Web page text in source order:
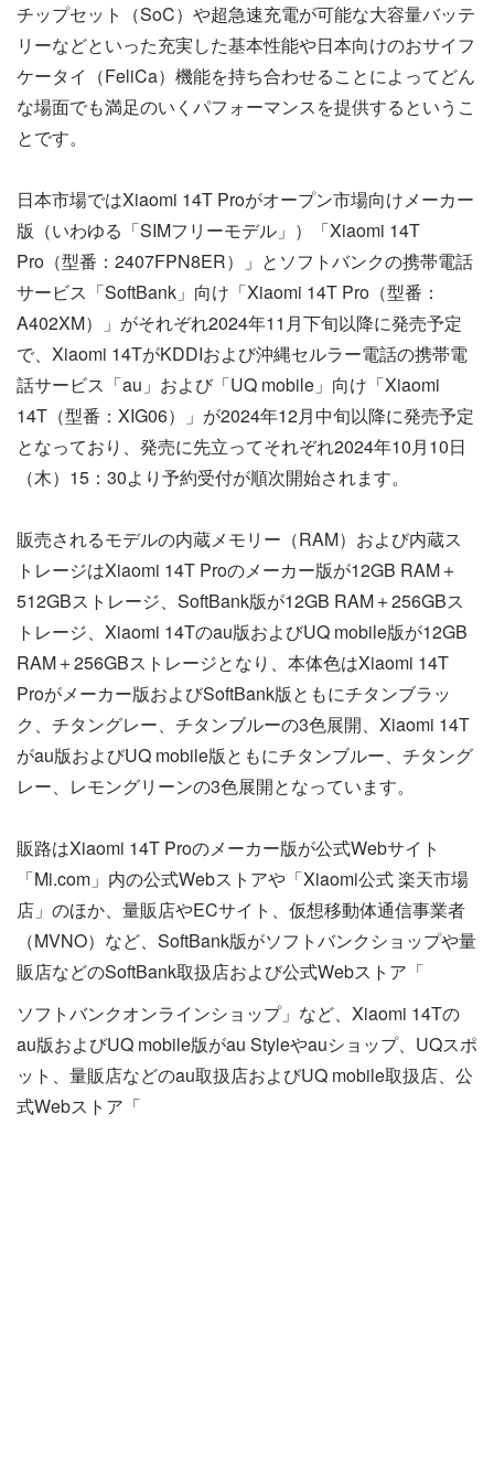
チップセット（SoC）や超急速充電が可能な大容量バッテ
リーなどといった充実した基本性能や日本向けのおサイフ
ケータイ（FeliCa）機能を持ち合わせることによってどん
な場面でも満足のいくパフォーマンスを提供するというこ
とです。
日本市場ではXiaomi 14T Proがオープン市場向けメーカー
版（いわゆる「SIMフリーモデル」）「Xiaomi 14T
Pro（型番：2407FPN8ER）」とソフトバンクの携帯電話
サービス「SoftBank」向け「Xiaomi 14T Pro（型番：
A402XM）」がそれぞれ2024年11月下旬以降に発売予定
で、Xiaomi 14TがKDDIおよび沖縄セルラー電話の携帯電
話サービス「au」および「UQ mobile」向け「Xiaomi
14T（型番：XIG06）」が2024年12月中旬以降に発売予定
となっており、発売に先立ってそれぞれ2024年10月10日
（木）15：30より予約受付が順次開始されます。
販売されるモデルの内蔵メモリー（RAM）および内蔵ス
トレージはXiaomi 14T Proのメーカー版が12GB RAM＋
512GBストレージ、SoftBank版が12GB RAM＋256GBス
トレージ、Xiaomi 14Tのau版およびUQ mobile版が12GB
RAM＋256GBストレージとなり、本体色はXiaomi 14T
Proがメーカー版およびSoftBank版ともにチタンブラッ
ク、チタングレー、チタンブルーの3色展開、Xiaomi 14T
がau版およびUQ mobile版ともにチタンブルー、チタング
レー、レモングリーンの3色展開となっています。
販路はXiaomi 14T Proのメーカー版が公式Webサイト
「Mi.com」内の公式Webストアや「Xiaomi公式 楽天市場
店」のほか、量販店やECサイト、仮想移動体通信事業者
（MVNO）など、SoftBank版がソフトバンクショップや量
販店などのSoftBank取扱店および公式Webストア「
ソフトバンクオンラインショップ」など、Xiaomi 14Tの
au版およびUQ mobile版がau Styleやauショップ、UQスポ
ット、量販店などのau取扱店およびUQ mobile取扱店、公
式Webストア「